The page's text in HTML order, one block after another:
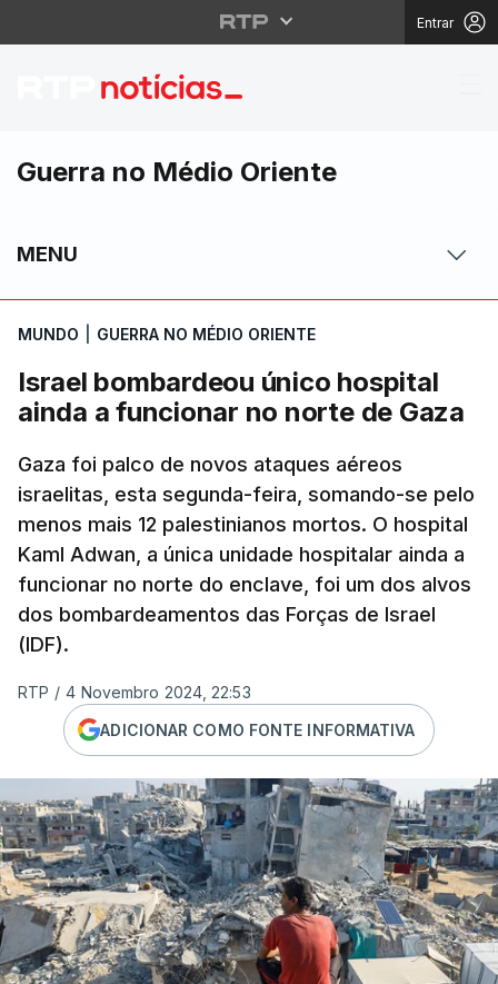
Entrar
Israel bombardeou
Guerra no Médio Oriente
MENU
MUNDO GUERRA NO MÉDIO ORIENTE
Israel bombardeou único hospital
ainda a funcionar no norte de Gaza
Gaza foi palco de novos ataques aéreos
israelitas, esta segunda-feira, somando-se pelo
menos mais 12 palestinianos mortos. O hospital
Kaml Adwan, a única unidade hospitalar ainda a
funcionar no norte do enclave, foi um dos alvos
dos bombardeamentos das Forças de Israel
(IDF).
RTP / 4 Novembro 2024, 22:53
ADICIONAR COMO FONTE INFORMATIVA